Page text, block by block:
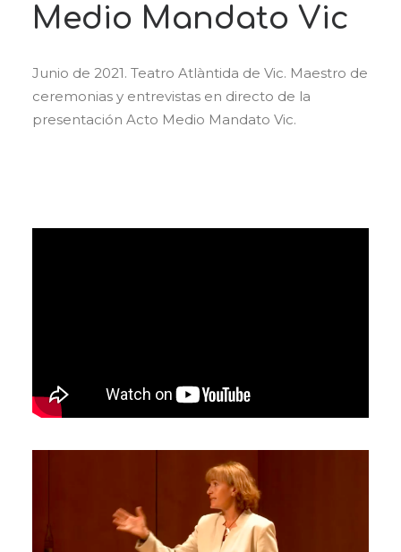
Medio Mandato Vic
Junio de 2021. Teatro Atlàntida de Vic. Maestro de
ceremonias y entrevistas en directo de la
presentación Acto Medio Mandato Vic.